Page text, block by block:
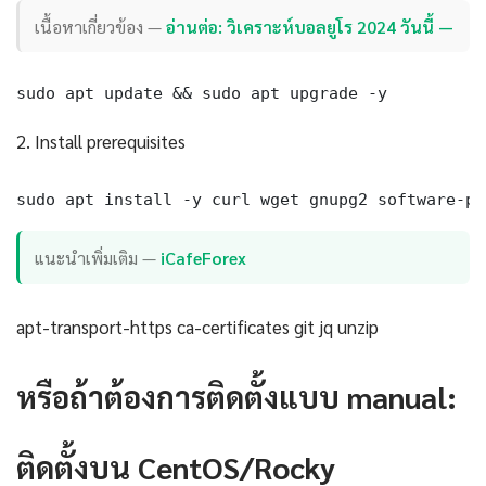
เนื้อหาเกี่ยวข้อง —อ่านต่อ: วิเคราะห์บอลยูโร 2024 วันนี้ —
sudo apt update && sudo apt upgrade -y
2. Install prerequisites
sudo apt install -y curl wget gnupg2 software-
แนะนำเพิ่มเติม — iCafeForex
apt-transport-https ca-certificates git jq unzip
หรือถ้าต้องการติดตั้งแบบ manual:
ติดตั้งบน CentOS/Rocky